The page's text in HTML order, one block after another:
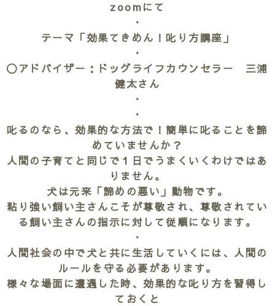
zoomにて
・
テーマ「効果てきめん！叱り方講座」
・
〇アドバイザー：ドッグライフカウンセラー 三浦
健太さん
・
・
叱るのなら、効果的な方法で！簡単に叱ることを諦
めていませんか？
人間の子育てと同じで１日でうまくいくわけではあ
りません。
犬は元来「諦めの悪い」動物です。
粘り強い飼い主さんこそが尊敬され、尊敬されてい
る飼い主さんの指示に対して従順になります。
・
人間社会の中で犬と共に生活していくには、人間の
ルールを守る必要があります。
様々な場面に遭遇した時、効果的な叱り方を習得し
ておくと